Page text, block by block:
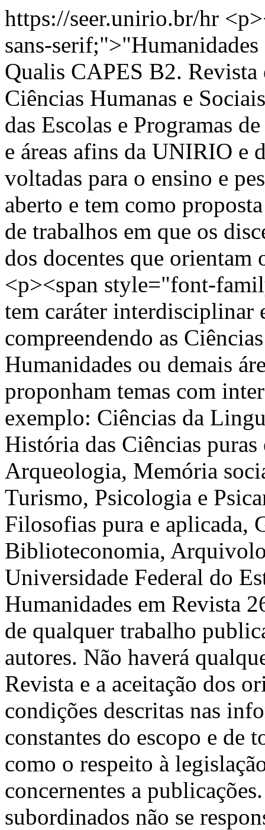
https://seer.unirio.br/hr
sans-
Qualis CAPES B2.
Ciências Humanas e
das Escolas e Programas
e áreas afins da UNIRIO e
voltadas para o ensino e
aberto e tem como
de trabalhos em que os
dos docentes que orientam
<p><span style="font-
tem caráter
compreendendo as
Humanidades ou demais
proponham temas com
exemplo: Ciências da
História das Ciências
Arqueologia, Memória
Turismo, Psicologia e
Filosofias pura e aplicada,
Biblioteconomia,
Universidade Federal do
Humanidades em Revista
de qualquer trabalho
autores. Não haverá
Revista e a aceitação dos
condições descritas nas
constantes do escopo e de
como o respeito à
concernentes a
subordinados não se